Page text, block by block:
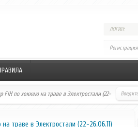
ЛОГИН:
Регистрация
FIH по хоккею на траве в Электростали (22-
на траве в Электростали (22-26.06.11)